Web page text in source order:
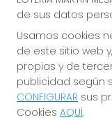
Imagen anterior
LOTERÍA MARTÍN
de sus datos
Usamos cookies
de este sitio web
propias y de
publicidad según
CONFIGURAR sus
Cookies AQUÍ.